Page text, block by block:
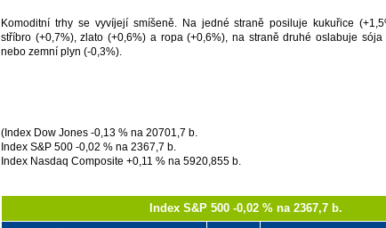
Komoditní trhy se vyvíjejí smíšeně. Na jedné straně posiluje kukuřice
stříbro (+0,7%), zlato (+0,6%) a ropa (+0,6%), na straně druhé oslabuje sója
nebo zemní plyn (-0,3%).
(Index Dow Jones -0,13 % na 20701,7 b.
Index S&P 500 -0,02 % na 2367,7 b.
Index Nasdaq Composite +0,11 % na 5920,855 b.
Index S&P 500 -0,02 % na 2367,7 b.